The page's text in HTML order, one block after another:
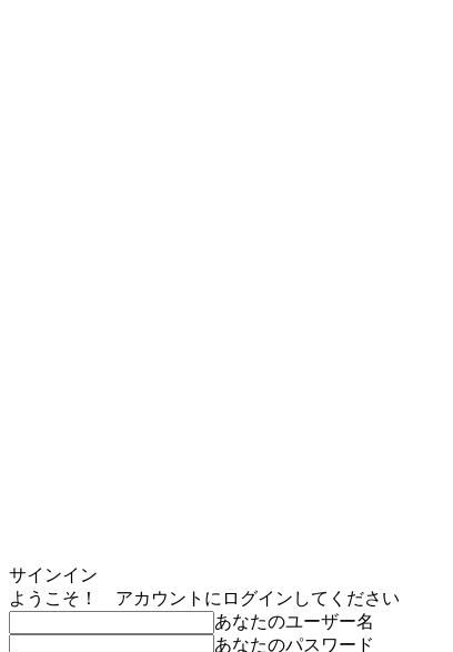
サインイン
ようこそ！ アカウントにログインしてください
あなたのユーザー名
あなたのパスワード